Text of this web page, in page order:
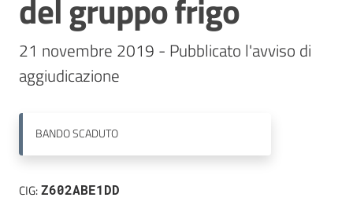
appaltanti
Contatti
del gruppo frigo
21 novembre 2019 - Pubblicato l'avviso di
aggiudicazione
BANDOSCADUTO
CIG:Z602ABE1DD